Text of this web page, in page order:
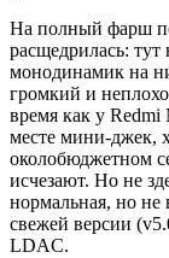
На полный фарш
расщедрилась:
монодинамик на
громкий и
время как у Redmi
месте мини-джек,
околобюджетном
исчезают. Но не
нормальная, но не
свежей версии
LDAC.